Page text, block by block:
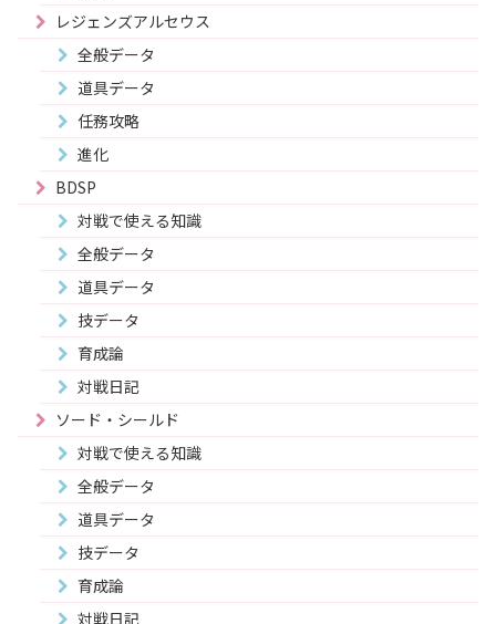
レジェンズアルセウス
全般データ
道具データ
任務攻略
進化
BDSP
対戦で使える知識
全般データ
道具データ
技データ
育成論
対戦日記
ソード・シールド
対戦で使える知識
全般データ
道具データ
技データ
育成論
対戦日記